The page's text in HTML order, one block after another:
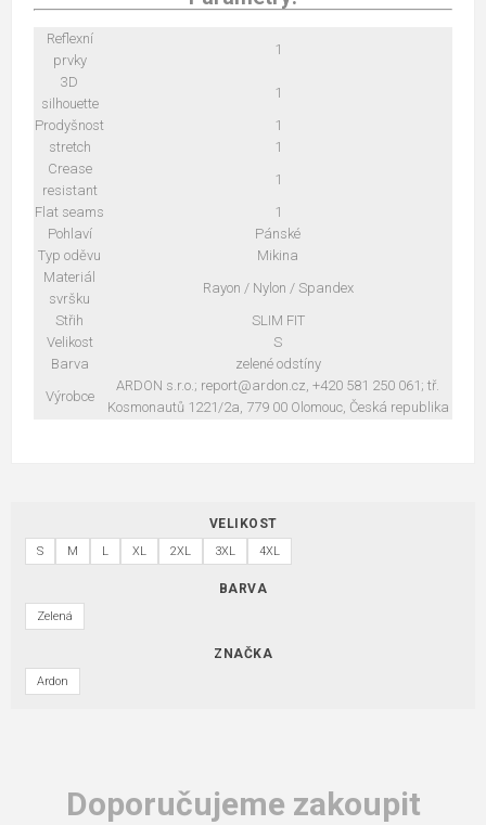
Reflexní
prvky
1
3D
silhouette
1
Prodyšnost
1
stretch
1
Crease
resistant
1
Flat seams
1
Pohlaví
Pánské
Typ oděvu
Mikina
Materiál
svršku
Rayon / Nylon / Spandex
Střih
SLIM FIT
Velikost
S
Barva
zelené odstíny
Výrobce
ARDON s.r.o.; report@ardon.cz, +420 581 250 061; tř.
Kosmonautů 1221/2a, 779 00 Olomouc, Česká republika
VELIKOST
S M L XL 2XL 3XL 4XL
BARVA
Zelená
ZNAČKA
Ardon
Doporučujeme zakoupit